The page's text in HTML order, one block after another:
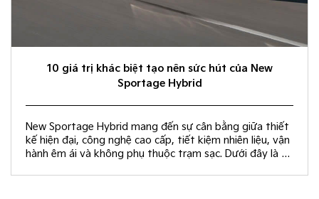
10 giá trị khác biệt tạo nên sức hút của New
Sportage Hybrid
New Sportage Hybrid mang đến sự cân bằng giữa thiết
kế hiện đại, công nghệ cao cấp, tiết kiệm nhiên liệu, vận
hành êm ái và không phụ thuộc trạm sạc. Dưới đây là 10